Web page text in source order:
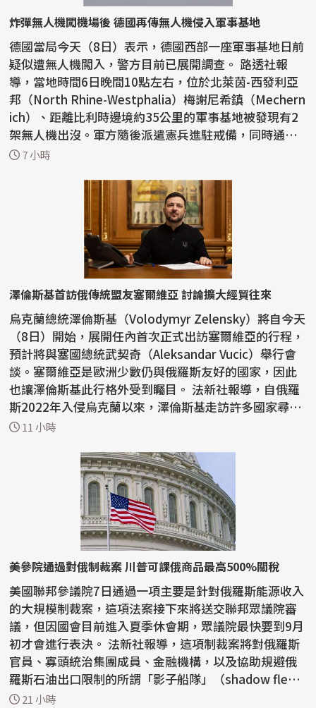
炸彈無人機闖機場後 德國再傳無人機侵入軍事基地
德國當局今天（8日）表示，德國西部一座軍事基地日前
疑似遭無人機闖入，警方目前已展開調查。 路透社報
導，當地時間6日晚間10點左右，位於北萊茵-西發利亞
邦（North Rhine-Westphalia）梅謝尼希鎮（Mechern
ich）、距離比利時邊境約35公里的軍事基地被發現有2
架無人機出沒。軍方隨後派遣憲兵進駐戒備，同時通知
警方...
7 小時
澤倫斯基首訪俄傳統盟友塞爾維亞 討論擴大經貿往來
烏克蘭總統澤倫斯基（Volodymyr Zelensky）將自今天
（8日）開始，展開任內首次正式出訪塞爾維亞的行程，
預計將與塞國總統武契奇（Aleksandar Vucic）舉行會
談。塞爾維亞是歐洲少數仍與俄羅斯友好的國家，因此
也讓澤倫斯基此行格外受到矚目。 法新社報導，自俄羅
斯2022年入侵烏克蘭以來，澤倫斯基走訪許多國家尋求
支持...
11 小時
美參院通過對俄制裁案 川普可課俄商品最高500%關稅
美國聯邦參議院7日通過一項主要是針對俄羅斯能源收入
的大規模制裁案，這項法案接下來將送交聯邦眾議院審
議，但因國會目前進入夏季休會期，眾議院最快要到9月
初才會進行表決。 法新社報導，這項制裁案將對俄羅斯
官員、寡頭統治集團成員、金融機構，以及協助規避俄
羅斯石油出口限制的所謂「影子船隊」（shadow flee
t）...21 小時